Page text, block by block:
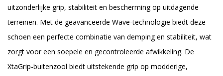
uitzonderlijke grip, stabiliteit en bescherming op uitdagende
terreinen. Met de geavanceerde Wave-technologie biedt deze
schoen een perfecte combinatie van demping en stabiliteit, wat
zorgt voor een soepele en gecontroleerde afwikkeling. De
XtaGrip-buitenzool biedt uitstekende grip op modderige,